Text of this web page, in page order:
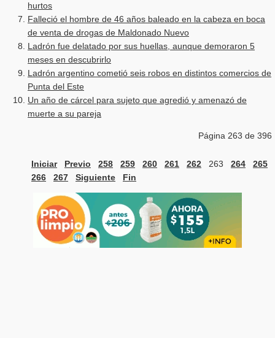
hurtos
Falleció el hombre de 46 años baleado en la cabeza en boca
de venta de drogas de Maldonado Nuevo
Ladrón fue delatado por sus huellas, aunque demoraron 5
meses en descubrirlo
Ladrón argentino cometió seis robos en distintos comercios de
Punta del Este
Un año de cárcel para sujeto que agredió y amenazó de
muerte a su pareja
Página 263 de 396
Iniciar Previo 258 259 260 261 262 263 264
265
266
267 Siguiente Fin